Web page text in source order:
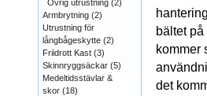
bältet
kommer
det
Övrig utrustning (2)
Armbrytning (2)
Utrustning för
långbågeskytte (2)
Friidrott Kast (3)
Skinnryggsäckar (5)
Medeltidsstävlar &
skor (18)